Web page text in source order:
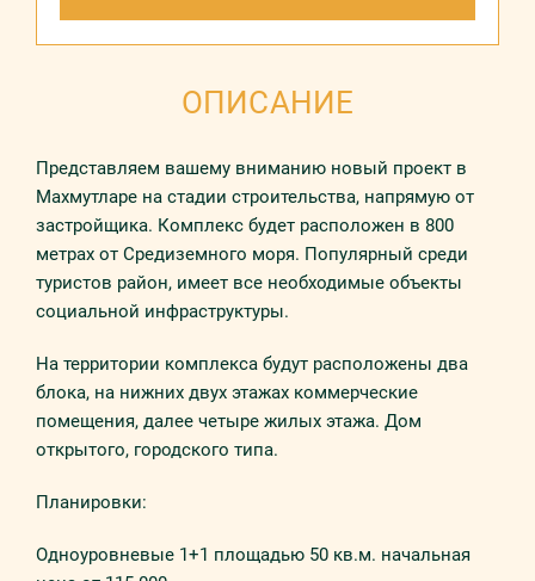
ОПИСАНИЕ
Представляем вашему вниманию новый проект в
Махмутларе на стадии строительства, напрямую от
застройщика. Комплекс будет расположен в 800
метрах от Средиземного моря. Популярный среди
туристов район, имеет все необходимые объекты
социальной инфраструктуры.
На территории комплекса будут расположены два
блока, на нижних двух этажах коммерческие
помещения, далее четыре жилых этажа. Дом
открытого, городского типа.
Планировки:
Одноуровневые 1+1 площадью 50 кв.м. начальная